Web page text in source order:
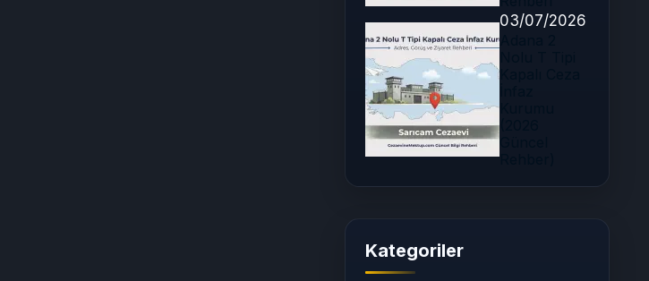
03/07/2026
Kategoriler